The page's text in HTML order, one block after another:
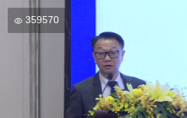
359570